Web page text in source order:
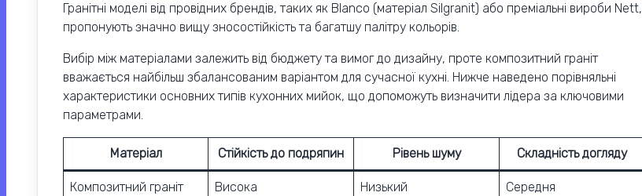
Гранітні моделі від провідних брендів, таких як Blanco (матеріал Silgranit) або преміальні вироби Nett,
пропонують значно вищу зносостійкість та багатшу палітру кольорів.
Вибір між матеріалами залежить від бюджету та вимог до дизайну, проте композитний граніт
вважається найбільш збалансованим варіантом для сучасної кухні. Нижче наведено порівняльні
характеристики основних типів кухонних мийок, що допоможуть визначити лідера за ключовими
параметрами.
Матеріал Стійкість до подряпин Рівень шуму Складність догляду
Композитний граніт Висока Низький Середня